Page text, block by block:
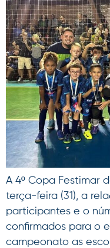
A 4º Copa Festimar
terça-feira (31), a
participantes e o
confirmados para o
campeonato as